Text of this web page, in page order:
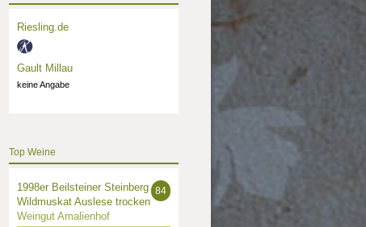
Riesling.de
Gault Millau
keine Angabe
Top Weine
84
1998er Beilsteiner Steinberg
Wildmuskat Auslese trocken
Weingut Amalienhof